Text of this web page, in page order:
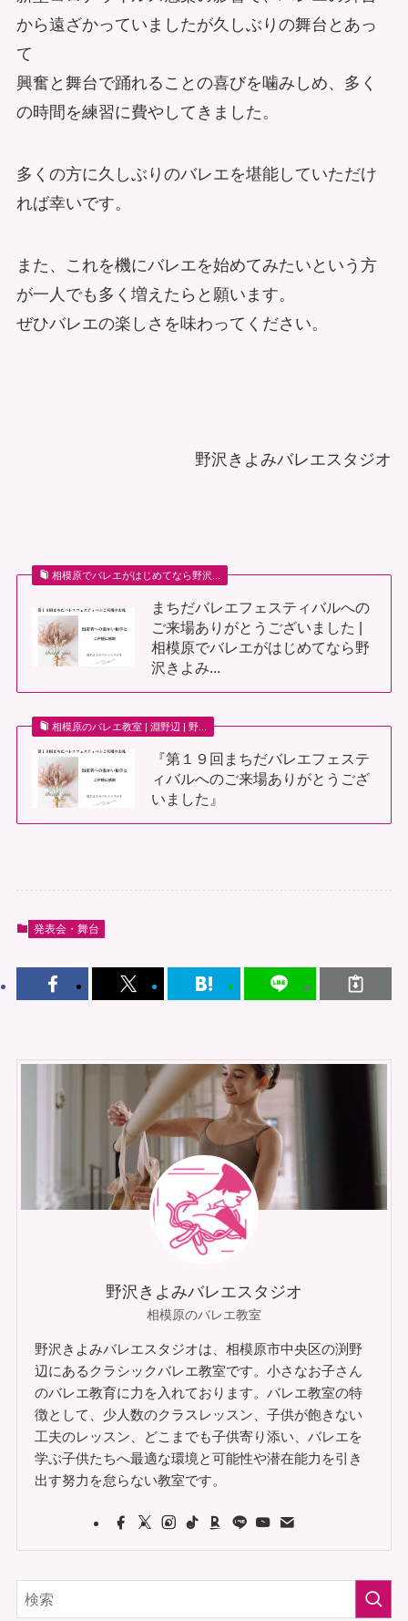
から遠ざかっていましたが久しぶりの舞台とあっ
て
興奮と舞台で踊れることの喜びを噛みしめ、多く
の時間を練習に費やしてきました。
多くの方に久しぶりのバレエを堪能していただけ
れば幸いです。
また、これを機にバレエを始めてみたいという方
が一人でも多く増えたらと願います。
ぜひバレエの楽しさを味わってください。
野沢きよみバレエスタジオ
相模原でバレエがはじめてなら野沢...
まちだバレエフェスティバルへの
ご来場ありがとうございました |
相模原でバレエがはじめてなら野
沢きよみ...
相模原のバレエ教室 | 淵野辺 | 野...
『第１９回まちだバレエフェステ
ィバルへのご来場ありがとうござ
いました』
発表会・舞台
野沢きよみバレエスタジオ
相模原のバレエ教室
野沢きよみバレエスタジオは、相模原市中央区の渕野
辺にあるクラシックバレエ教室です。小さなお子さん
のバレエ教育に力を入れております。バレエ教室の特
徴として、少人数のクラスレッスン、子供が飽きない
工夫のレッスン、どこまでも子供寄り添い、バレエを
学ぶ子供たちへ最適な環境と可能性や潜在能力を引き
出す努力を怠らない教室です。